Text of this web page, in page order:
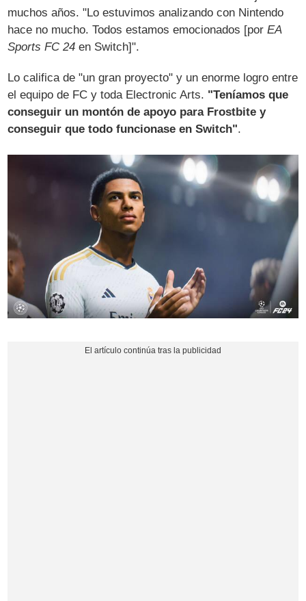
muchos años. "Lo estuvimos analizando con Nintendo
hace no mucho. Todos estamos emocionados [porEA
Sports FC 24 en Switch]".
Lo califica de "un gran proyecto" y un enorme logro entre
el equipo de FC y toda Electronic Arts. "Teníamos que
conseguir un montón de apoyo para Frostbite y
conseguir que todo funcionase en Switch".